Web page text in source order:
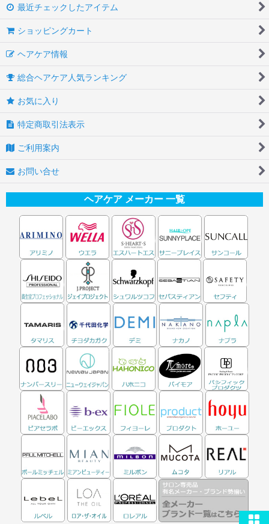
最近チェックしたアイテム
ショッピングカート
ヘアケア情報
総合ヘアケア人気ランキング
お気に入り
特定商取引法表示
ご利用案内
お問い合せ
ヘアケア メーカー 一覧